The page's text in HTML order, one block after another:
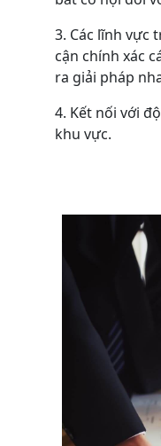
Các lĩnh vực
cận chính xác
ra giải pháp
Kết nối với
khu vực.